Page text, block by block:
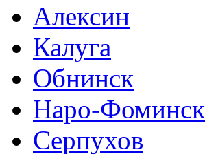
Алексин
Калуга
Обнинск
Наро-Фоминск
Серпухов